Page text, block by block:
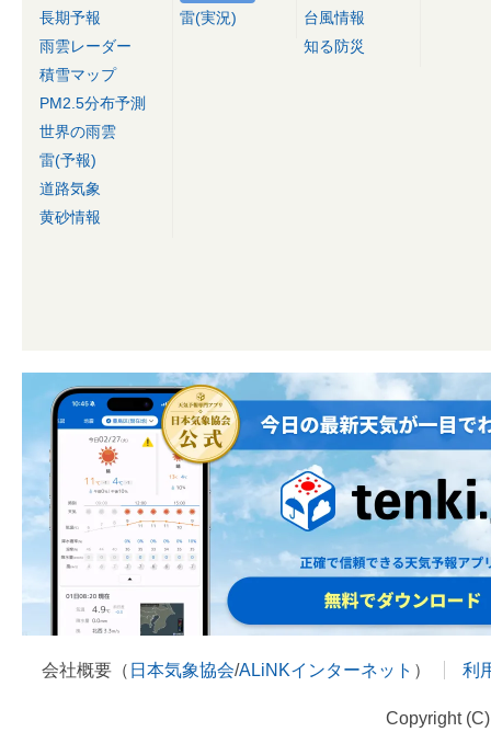
長期予報
雨雲レーダー
積雪マップ
PM2.5分布予測
世界の雨雲
雷(予報)
道路気象
黄砂情報
雷(実況)
台風情報
知る防災
会社概要（ 日本気象協会/ALiNKインターネット ） 利
Copyright